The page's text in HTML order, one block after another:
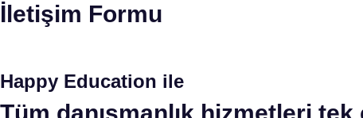
İletişim Formu
Happy Education ile